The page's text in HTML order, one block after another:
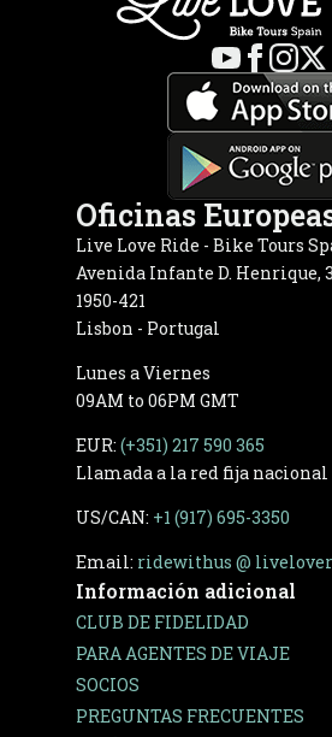
Oficinas
Live Love Ride - Bike Tours
Avenida Infante D. Henrique,
1950-421
Lisbon - Portugal
Lunes a Viernes
09AM to 06PM GMT
EUR: (+351) 217 590 365
Llamada a la red fija nacional
US/CAN: +1 (917) 695-3350
Email: ridewithus @
Información adicional
CLUB DE FIDELIDAD
PARA AGENTES DE VIAJE
SOCIOS
PREGUNTAS FRECUENTES